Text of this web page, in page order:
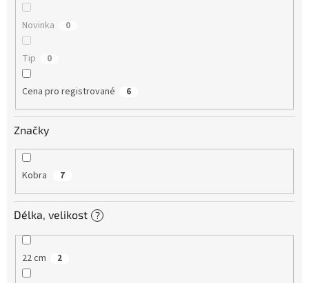
Novinka 0
Tip 0
Cena pro registrované 6
Značky
Kobra 7
Délka, velikost ?
22 cm 2